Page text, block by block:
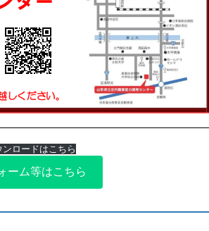
ロードはこちら
ーム等はこちら